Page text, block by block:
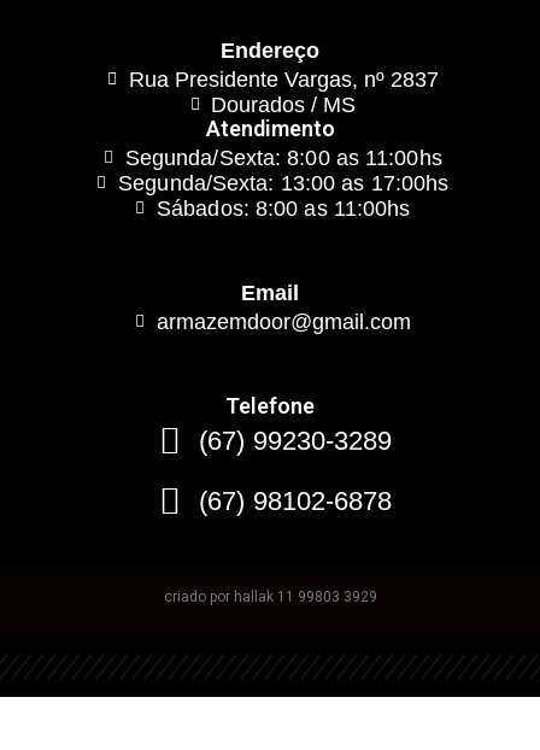
Endereço
Rua Presidente Vargas, nº 2837
Dourados / MS
Atendimento
Segunda/Sexta: 8:00 as 11:00hs
Segunda/Sexta: 13:00 as 17:00hs
Sábados: 8:00 as 11:00hs
Email
armazemdoor@gmail.com
Telefone
(67) 99230-3289
(67) 98102-6878
criado por hallak 11 99803 3929